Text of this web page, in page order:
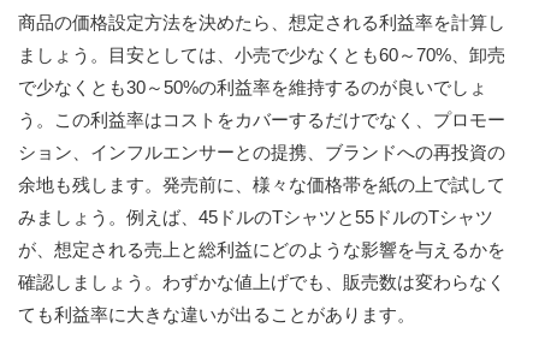
商品の価格設定方法を決めたら、想定される利益率を計算し
ましょう。目安としては、小売で少なくとも60～70%、卸売
で少なくとも30～50%の利益率を維持するのが良いでしょ
う。この利益率はコストをカバーするだけでなく、プロモー
ション、インフルエンサーとの提携、ブランドへの再投資の
余地も残します。発売前に、様々な価格帯を紙の上で試して
みましょう。例えば、45ドルのTシャツと55ドルのTシャツ
が、想定される売上と総利益にどのような影響を与えるかを
確認しましょう。わずかな値上げでも、販売数は変わらなく
ても利益率に大きな違いが出ることがあります。